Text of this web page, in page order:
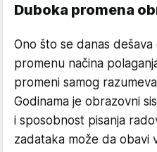
Duboka promena
Ono što se danas
promenu načina
promeni samog
Godinama je obrazovni
i sposobnost pisanja
zadataka može da obavi